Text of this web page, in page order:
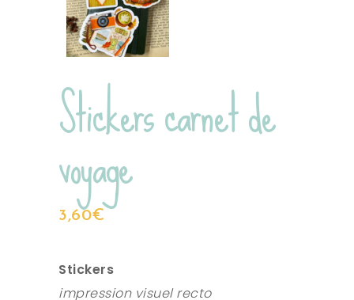
Stickers carnet de
voyage
3,60€
Stickers
impression visuel recto